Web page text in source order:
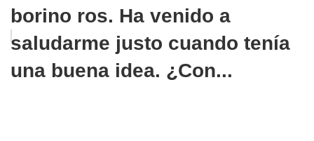
borino ros. Ha venido a
saludarme justo cuando tenía
una buena idea. ¿Con...